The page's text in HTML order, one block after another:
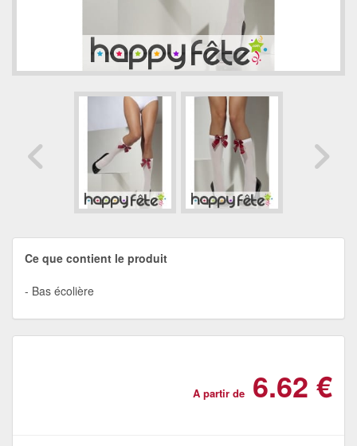
Ce que contient le produit
Bas écolière
A partir de 6.62 €